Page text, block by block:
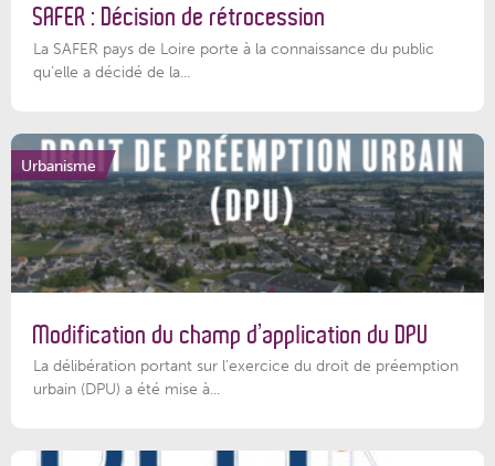
SAFER : Décision de rétrocession
La SAFER pays de Loire porte à la connaissance du public
qu’elle a décidé de la...
Urbanisme
Modification du champ d’application du DPU
La délibération portant sur l’exercice du droit de préemption
urbain (DPU) a été mise à...